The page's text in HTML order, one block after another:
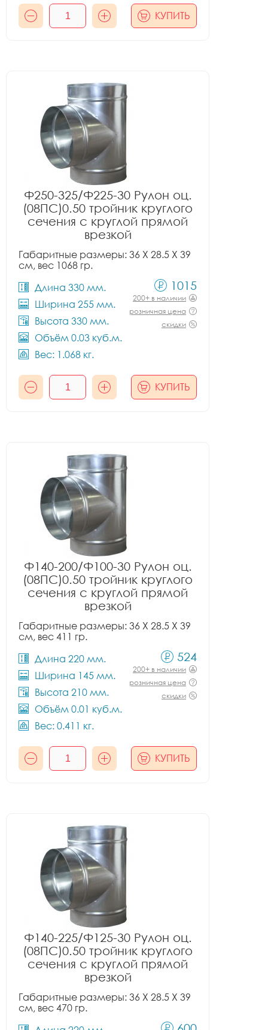
КУПИТЬ
Ф250-325/Ф225-30 Рулон оц.
(08ПС)0.50 тройник круглого
сечения с круглой прямой
врезкой
Габаритные размеры: 36 X 28.5 X 39
см, вес 1068 гр.
Длина 330 мм.
Ширина 255 мм.
Высота 330 мм.
Объём 0.03 куб.м.
Вес: 1.068 кг.
1015
200+ в наличии
розничная цена
скидки
КУПИТЬ
Ф140-200/Ф100-30 Рулон оц.
(08ПС)0.50 тройник круглого
сечения с круглой прямой
врезкой
Габаритные размеры: 36 X 28.5 X 39
см, вес 411 гр.
Длина 220 мм.
Ширина 145 мм.
Высота 210 мм.
Объём 0.01 куб.м.
Вес: 0.411 кг.
524
200+ в наличии
розничная цена
скидки
КУПИТЬ
Ф140-225/Ф125-30 Рулон оц.
(08ПС)0.50 тройник круглого
сечения с круглой прямой
врезкой
Габаритные размеры: 36 X 28.5 X 39
см, вес 470 гр.